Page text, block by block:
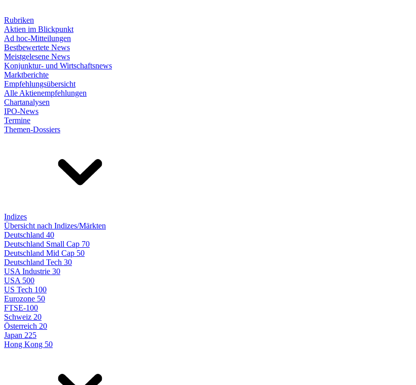
Rubriken
Aktien im Blickpunkt
Ad hoc-Mitteilungen
Bestbewertete News
Meistgelesene News
Konjunktur- und Wirtschaftsnews
Marktberichte
Empfehlungsübersicht
Alle Aktienempfehlungen
Chartanalysen
IPO-News
Termine
Themen-Dossiers
Indizes
Übersicht nach Indizes/Märkten
Deutschland 40
Deutschland Small Cap 70
Deutschland Mid Cap 50
Deutschland Tech 30
USA Industrie 30
USA 500
US Tech 100
Eurozone 50
FTSE-100
Schweiz 20
Österreich 20
Japan 225
Hong Kong 50